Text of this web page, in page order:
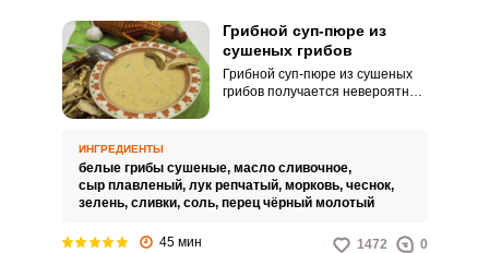
Грибной суп-пюре из
сушеных грибов
Грибной суп-пюре из сушеных
грибов получается невероятно
подойдет для домашнего обеда.
ИНГРЕДИЕНТЫ
белые грибы сушеные, масло сливочное,
сыр плавленый, лук репчатый, морковь, чеснок,
зелень, сливки, соль, перец чёрный молотый
45 мин 1472 0